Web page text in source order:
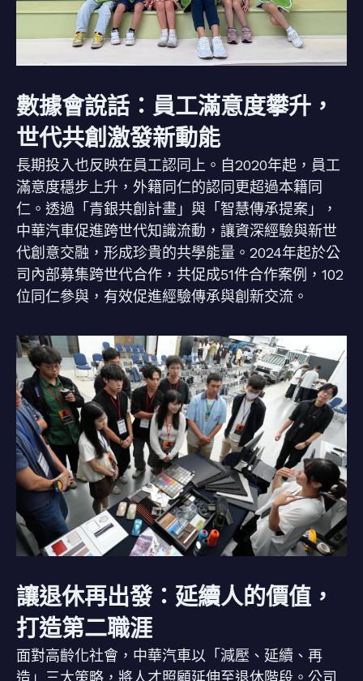
數據會說話：員工滿意度攀升，
世代共創激發新動能
長期投入也反映在員工認同上。自2020年起，員工
滿意度穩步上升，外籍同仁的認同更超過本籍同
仁。透過「青銀共創計畫」與「智慧傳承提案」，
中華汽車促進跨世代知識流動，讓資深經驗與新世
代創意交融，形成珍貴的共學能量。2024年起於公
司內部募集跨世代合作，共促成51件合作案例，102
位同仁參與，有效促進經驗傳承與創新交流。
讓退休再出發：延續人的價值，
打造第二職涯
面對高齡化社會，中華汽車以「減壓、延續、再